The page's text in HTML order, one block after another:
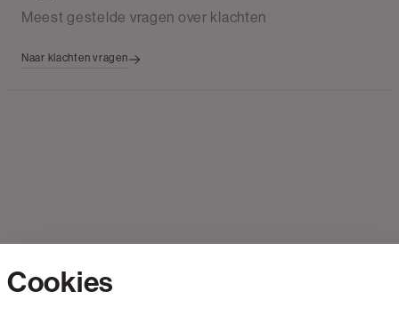
Meest gestelde vragen over klachten
Naar klachten vragen
Cookies